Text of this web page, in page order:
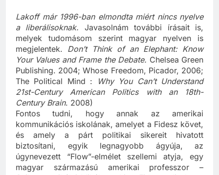
Lakoff már 1996-ban elmondta miért nincs nyelve
a liberálisoknak. Javasolnám további írásait is,
melyek tudomásom szerint magyar nyelven is
megjelentek. Don’t Think of an Elephant: Know
Your Values and Frame the Debate. Chelsea Green
Publishing. 2004; Whose Freedom, Picador, 2006;
The Political Mind :
Why You Can’t Understand
21st-Century American Politics with an 18th-
Century Brain. 2008)
Fontos tudni, hogy annak az amerikai
kommunikációs iskolának, amelyet a Fidesz követ,
és amely a párt politikai sikereit hivatott
biztosítani, egyik legnagyobb ágyúja, az
úgynevezett “Flow”-elmélet szellemi atyja, egy
magyar származású amerikai professzor –